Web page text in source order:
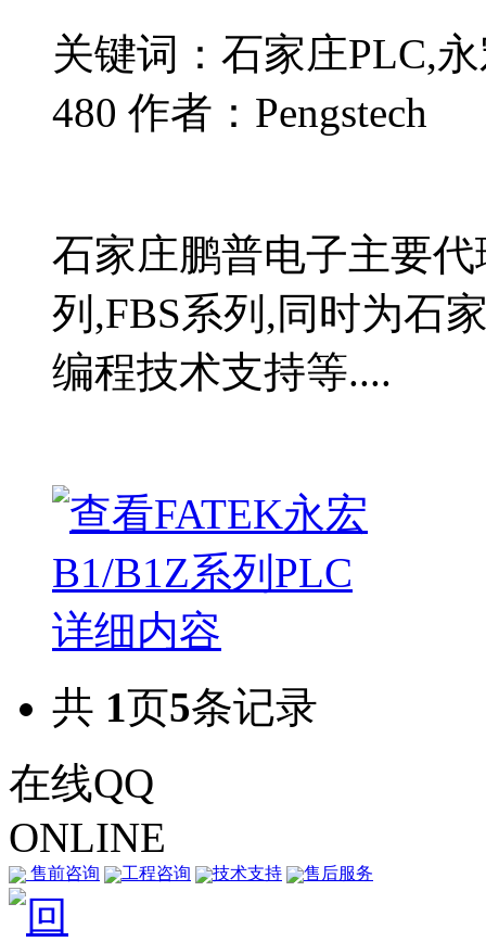
关键词：石家庄PLC,
480 作者：Pengstech
石家庄鹏普电子主要
列,FBS系列,同时为石
编程技术支持等....
共 1页5条记录
在线QQ
ONLINE
售前咨询 工程咨询 技术支持 售后服务